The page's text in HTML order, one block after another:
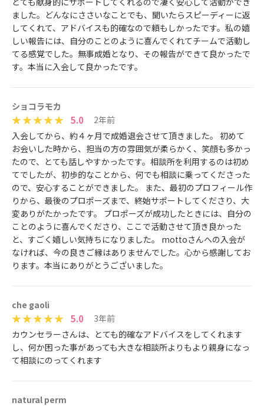
ました。どんなにささいなことでも、聞いたらスピーディーに返
してくれて、アドバイスも的確なので頼もしかったです。私の嬉
しい報告には、自分のことのように喜んでくれてチームで活動し
てる感覚でした。無事成婚となり、その報告ができて良かったで
す。本当に入会して良かったです。
ショコラモカ
5.0
2年前
入会してから、約４ヶ月で成婚退会させて頂きました。 初めて
お会いした時から、担当の方の雰囲気が柔らかく、笑顔も多かっ
たので、とても話しやすかったです。相談所を利用するのは初め
てでしたが、初歩的なことから、何でも相談に乗ってくださった
ので、安心することができました。 また、最初のプロフィール作
りから、最後のプロポーズまで、終始サポートしてくださり、大
変ありがたかったです。 プロポーズが成功したときには、自分の
ことのように喜んでくださり、ここで活動させて頂き良かった
と、すごく嬉しい気持ちになりました。 mottoさんへの入会が
なければ、今の良きご縁はありませんでした。心から感謝してお
ります。本当にありがとうございました。
che gaoli
5.0
3年前
カウンセラーさんは、とても的確なアドバイスをしてくれます
し、何か困った事があっても大きな相談所よりもより親身になっ
て相談にのってくれます
natural perm